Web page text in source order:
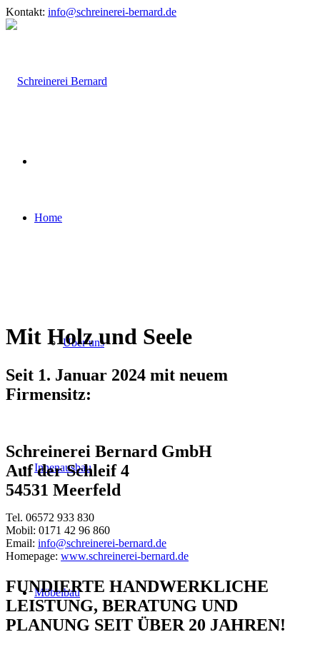
Kontakt: info@schreinerei-bernard.de
Home
Über uns
Innenausbau
Möbelbau
Mit Holz und Seele
Seit 1. Januar 2024 mit neuem
Firmensitz:
Schreinerei Bernard GmbH
Auf der Schleif 4
54531 Meerfeld
Tel. 06572 933 830
Mobil: 0171 42 96 860
Email: info@schreinerei-bernard.de
Homepage: www.schreinerei-bernard.de
FUNDIERTE HANDWERKLICHE
LEISTUNG, BERATUNG UND
PLANUNG SEIT ÜBER 20 JAHREN!